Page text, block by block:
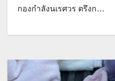
กองกำลังนเรศวร ตรึงก…